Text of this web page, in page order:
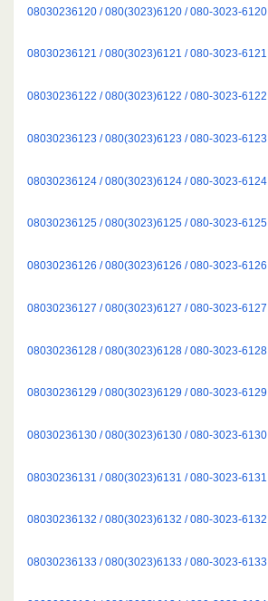
08030236120 / 080(3023)6120 / 080-3023-6120
08030236121 / 080(3023)6121 / 080-3023-6121
08030236122 / 080(3023)6122 / 080-3023-6122
08030236123 / 080(3023)6123 / 080-3023-6123
08030236124 / 080(3023)6124 / 080-3023-6124
08030236125 / 080(3023)6125 / 080-3023-6125
08030236126 / 080(3023)6126 / 080-3023-6126
08030236127 / 080(3023)6127 / 080-3023-6127
08030236128 / 080(3023)6128 / 080-3023-6128
08030236129 / 080(3023)6129 / 080-3023-6129
08030236130 / 080(3023)6130 / 080-3023-6130
08030236131 / 080(3023)6131 / 080-3023-6131
08030236132 / 080(3023)6132 / 080-3023-6132
08030236133 / 080(3023)6133 / 080-3023-6133